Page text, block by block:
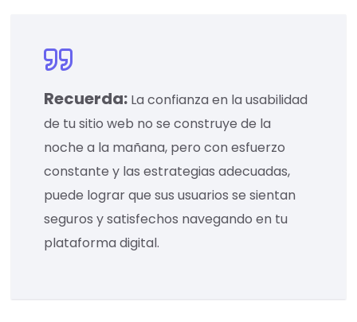
Recuerda: La confianza en la usabilidad
de tu sitio web no se construye de la
noche a la mañana, pero con esfuerzo
constante y las estrategias adecuadas,
puede lograr que sus usuarios se sientan
seguros y satisfechos navegando en tu
plataforma digital.